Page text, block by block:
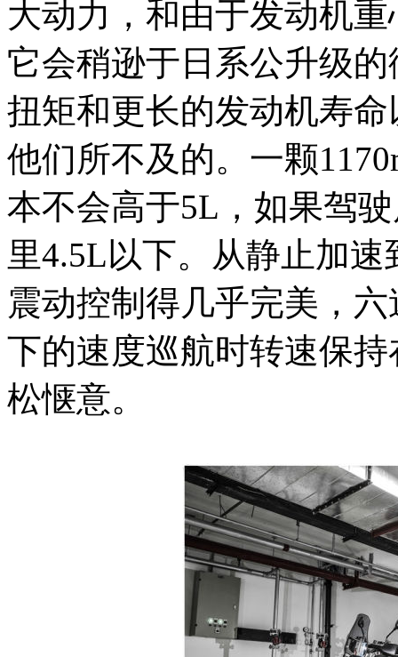
大动力，和由于发动机
它会稍逊于日系公升级
扭矩和更长的发动机寿
他们所不及的。一颗
本不会高于5L，如果驾
里4.5L以下。从静止加
震动控制得几乎完美，
下的速度巡航时转速保
松惬意。